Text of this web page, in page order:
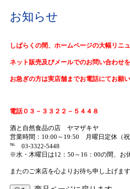
お知らせ
しばらくの間、ホームページの大幅リニ
ネット販売及びメールでのお問い合わせ
お急ぎの方は実店舗までお電話にてお願
電話０３－３３２２－５４４８
酒と自然食品の店 ヤマザキヤ
営業時間：10:00～19:50 月曜日定休（祝
℡ 03-3322-5448
※水・木曜日は12：50～16：00の間、お
またのご来店を心よりお待ち申し上げます